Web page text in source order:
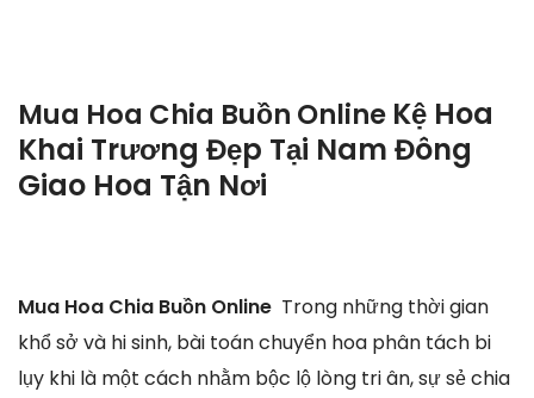
Mua Hoa Chia Buồn Online Kệ Hoa
Khai Trương Đẹp Tại Nam Đông
Giao Hoa Tận Nơi
Mua Hoa Chia Buồn Online Trong những thời gian
khổ sở và hi sinh, bài toán chuyển hoa phân tách bi
lụy khi là một cách nhằm bộc lộ lòng tri ân, sự sẻ chia